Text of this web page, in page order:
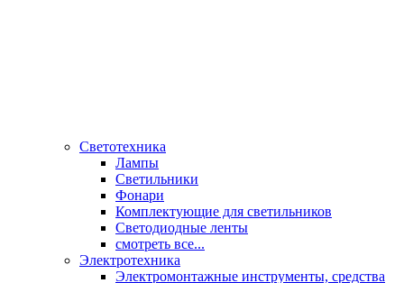
Светотехника
Лампы
Светильники
Фонари
Комплектующие для светильников
Светодиодные ленты
смотреть все...
Электротехника
Электромонтажные инструменты, средства